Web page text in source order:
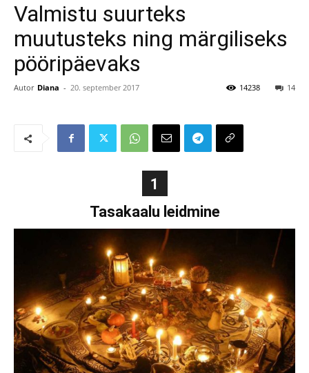
Valmistu suurteks
muutusteks ning märgiliseks
pööripäevaks
Autor Diana - 20. september 2017 14
14238
1
Tasakaalu leidmine